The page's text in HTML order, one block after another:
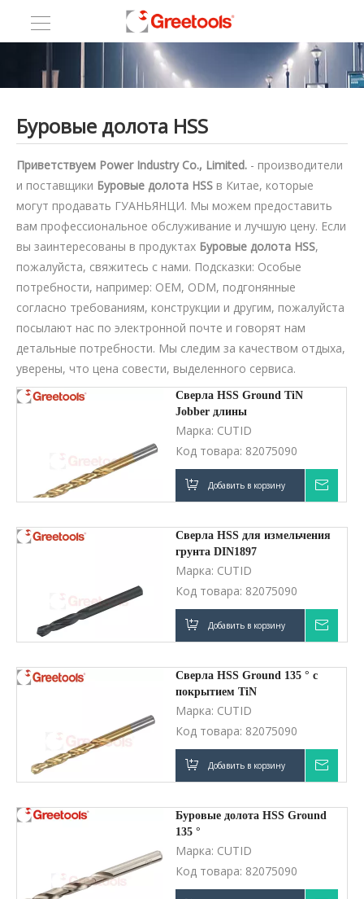
Буровые долота HSS
Приветствуем Power Industry Co., Limited. - производители
и поставщики Буровые долота HSS в Китае, которые
могут продавать ГУАНЬЯНЦИ. Мы можем предоставить
вам профессиональное обслуживание и лучшую цену. Если
вы заинтересованы в продуктах Буровые долота HSS,
пожалуйста, свяжитесь с нами. Подсказки: Особые
потребности, например: OEM, ODM, подгонянные
согласно требованиям, конструкции и другим, пожалуйста
посылают нас по электронной почте и говорят нам
детальные потребности. Мы следим за качеством отдыха,
уверены, что цена совести, выделенного сервиса.
Сверла HSS Ground TiN
Jobber длины
Марка: CUTID
Код товара: 82075090
Добавить в корзину
Сверла HSS для измельчения
грунта DIN1897
Марка: CUTID
Код товара: 82075090
Добавить в корзину
Сверла HSS Ground 135 ° с
покрытием TiN
Марка: CUTID
Код товара: 82075090
Добавить в корзину
Буровые долота HSS Ground
135 °
Марка: CUTID
Код товара: 82075090